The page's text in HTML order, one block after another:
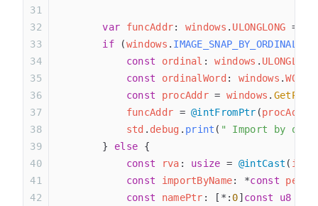
        var
funcAddr: windows . ULONGLONG =
        if
(windows . IMAGE_SNAP_BY_ORDINAL
            const
ordinal : windows . ULONGLONG
            const
ordinalWord : windows .WORD
            const
procAddr = windows .
            funcAddr
= @intFromPtr (procAddr
            std
. debug . print ( " Import by
        }
else {
            const
rva : usize = @intCast (
            const
importByName: *const pe
            const
namePtr : [*: 0] const u8